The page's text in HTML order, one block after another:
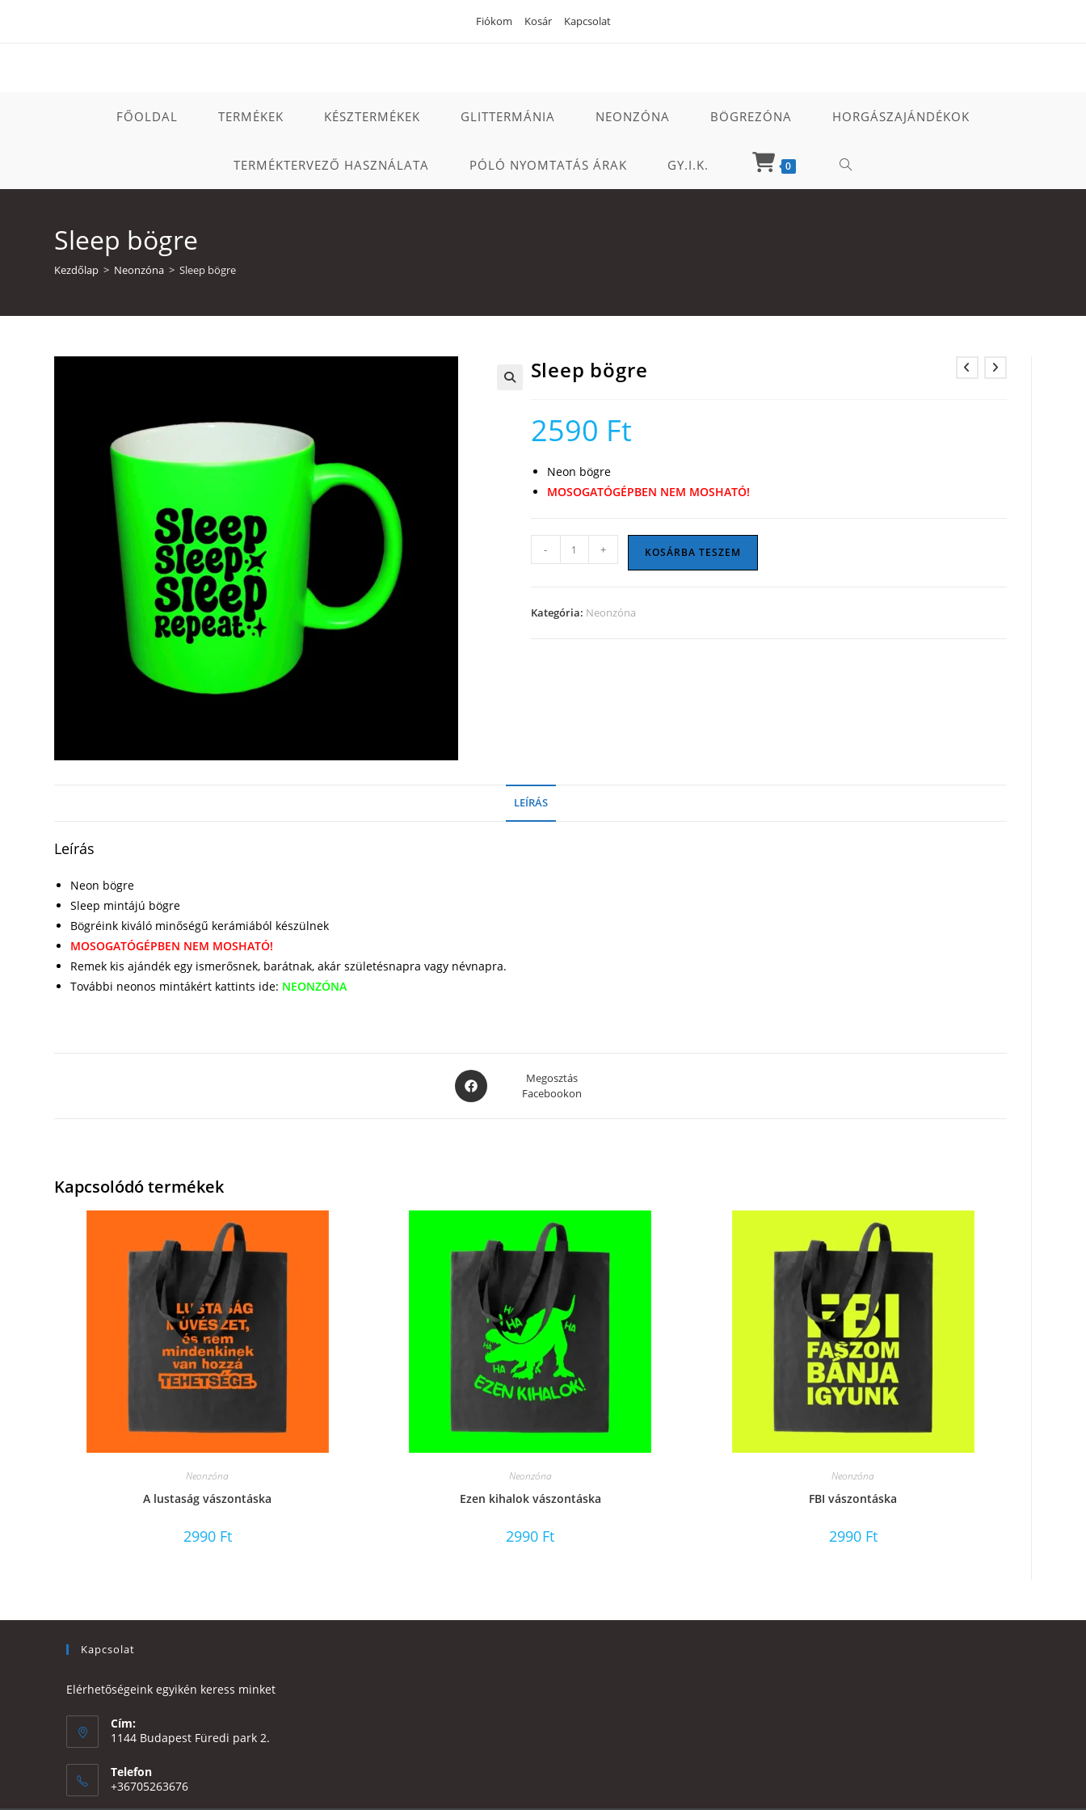
Fiókom Kosár Kapcsolat
FŐOLDAL TERMÉKEK KÉSZTERMÉKEK GLITTERMÁNIA NEONZÓNA BÖGREZÓNA HORGÁSZAJÁNDÉKOK
TERMÉKTERVEZŐ HASZNÁLATA PÓLÓ NYOMTATÁS ÁRAK GY.I.K. 0 TOGGLE
Sleep bögre
Kezdőlap > Neonzóna > Sleep bögre
Sleep bögre
2590 Ft
Neon bögre
MOSOGATÓGÉPBEN NEM MOSHATÓ!
bögre
- + KOSÁRBA TESZEM
Kategória: Neonzóna
LEÍRÁS
Leírás
Neon bögre
Sleep mintájú bögre
Bögréink kiváló minőségű kerámiából készülnek
MOSOGATÓGÉPBEN NEM MOSHATÓ!
Remek kis ajándék egy ismerősnek, barátnak, akár születésnapra vagy névnapra.
További neonos mintákért kattints ide: NEONZÓNA
Opens
in
Megosztás
Facebookon
Kapcsolódó termékek
Neonzóna
A lustaság vászontáska
2990 Ft
Neonzóna
Ezen kihalok vászontáska
2990 Ft
Neonzóna
FBI vászontáska
2990 Ft
Kapcsolat
Elérhetőségeink egyikén keress minket
Cím:
1144 Budapest Füredi park 2.
Telefon
+36705263676